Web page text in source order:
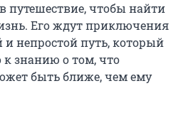
путешествие, чтобы найти
Его ждут приключения
непростой путь, который
к знанию о том, что
быть ближе, чем ему